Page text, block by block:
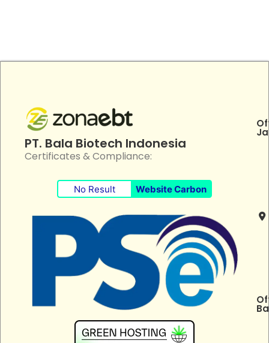
PT. Bala Biotech Indonesia
Certificates & Compliance:
No Result Website Carbon